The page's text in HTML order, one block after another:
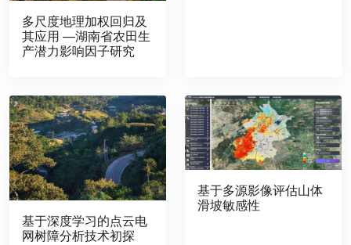
多尺度地理加权回归及
其应用 —湖南省农田生
产潜力影响因子研究
基于深度学习的点云电
网树障分析技术初探
基于多源影像评估山体
滑坡敏感性